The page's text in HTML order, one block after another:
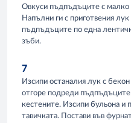
Овкуси пъдпъдъците с малко
Напълни ги с приготвения
пъдпъдъците по една
зъби.
7
Изсипи останалия лук с
отгоре подреди
кестените. Изсипи бульона и
тавичката. Постави във